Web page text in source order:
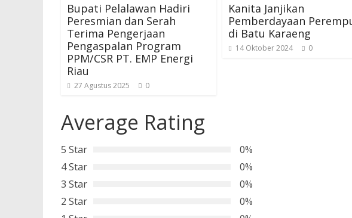
Bupati Pelalawan Hadiri
Peresmian dan Serah
Terima Pengerjaan
Pengaspalan Program
PPM/CSR PT. EMP Energi
Riau
27 Agustus 2025 0
Kanita Janjikan
Pemberdayaan
di Batu Karaeng
14 Oktober 2024 0
Average Rating
5 Star
0%
4 Star
0%
3 Star
0%
2 Star
0%